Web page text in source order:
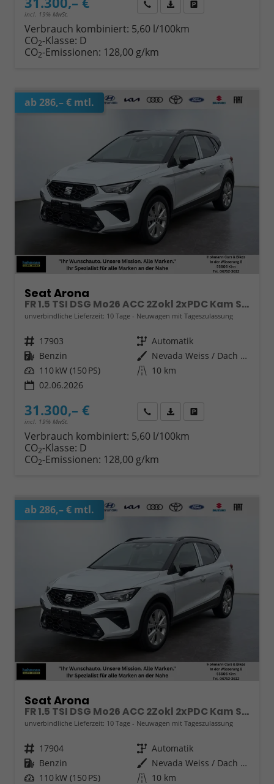
incl. 19% MwSt.
Wir rufen Sie anFahrzeugexposé (PDF)
Verbrauch kombiniert: 5,60 l/100km
CO2-Klasse: D
CO2-Emissionen: 128,00 g/km
ab 286,– € mtl.
Seat Arona
FR 1.5 TSI DSG Mo26 ACC 2Zokl 2xPDC Kam SHZ Full Link
unverbindliche Lieferzeit: 10 Tage Neuwagen mit Tageszulassung
Fahrzeugnr. 17903 Getriebe Automatik
Kraftstoff Benzin Außenfarbe
Nevada Weiss / Dach Schwarz
Leistung 110 kW (150 PS) Kilometerstand 10 km
02.06.2026
31.300,– €
incl. 19% MwSt.
Wir rufen Sie anFahrzeugexposé (PDF)
Verbrauch kombiniert: 5,60 l/100km
CO2-Klasse: D
CO2-Emissionen: 128,00 g/km
ab 286,– € mtl.
Seat Arona
FR 1.5 TSI DSG Mo26 ACC 2Zokl 2xPDC Kam SHZ Full Link
unverbindliche Lieferzeit: 10 Tage Neuwagen mit Tageszulassung
Fahrzeugnr. 17904 Getriebe Automatik
Kraftstoff Benzin Außenfarbe
Nevada Weiss / Dach Schwarz
Leistung 110 kW (150 PS) Kilometerstand 10 km